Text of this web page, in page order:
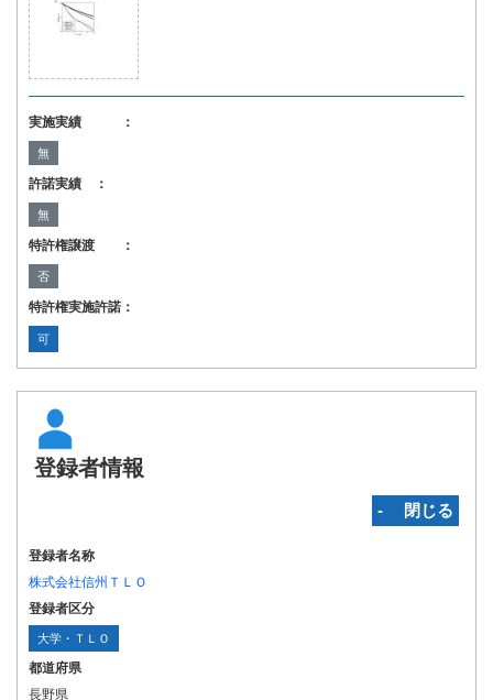
実施実績 ：
無
許諾実績 ：
無
特許権譲渡 ：
否
特許権実施許諾：
可
登録者情報
‐ 閉じる
登録者名称
株式会社信州ＴＬＯ
登録者区分
大学・ＴＬＯ
都道府県
長野県